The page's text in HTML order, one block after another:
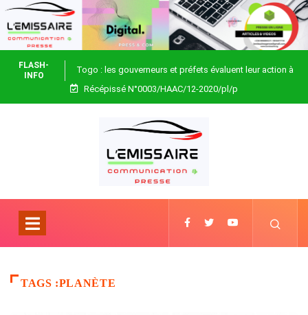
FLASH-
INFO
Togo : les gouverneurs et préfets évaluent leur action à
Blitta
Récépissé N°0003/HAAC/12-2020/pl/p
TAGS :PLANÈTE